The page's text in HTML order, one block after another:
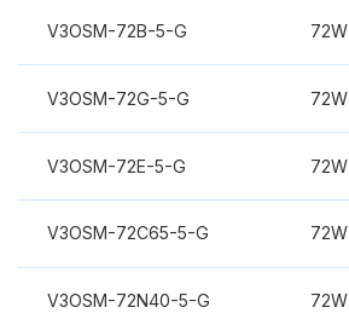
V3OSM-72B-5-G 72W
V3OSM-72G-5-G 72W
V3OSM-72E-5-G 72W
V3OSM-72C65-5-G 72W
V3OSM-72N40-5-G 72W